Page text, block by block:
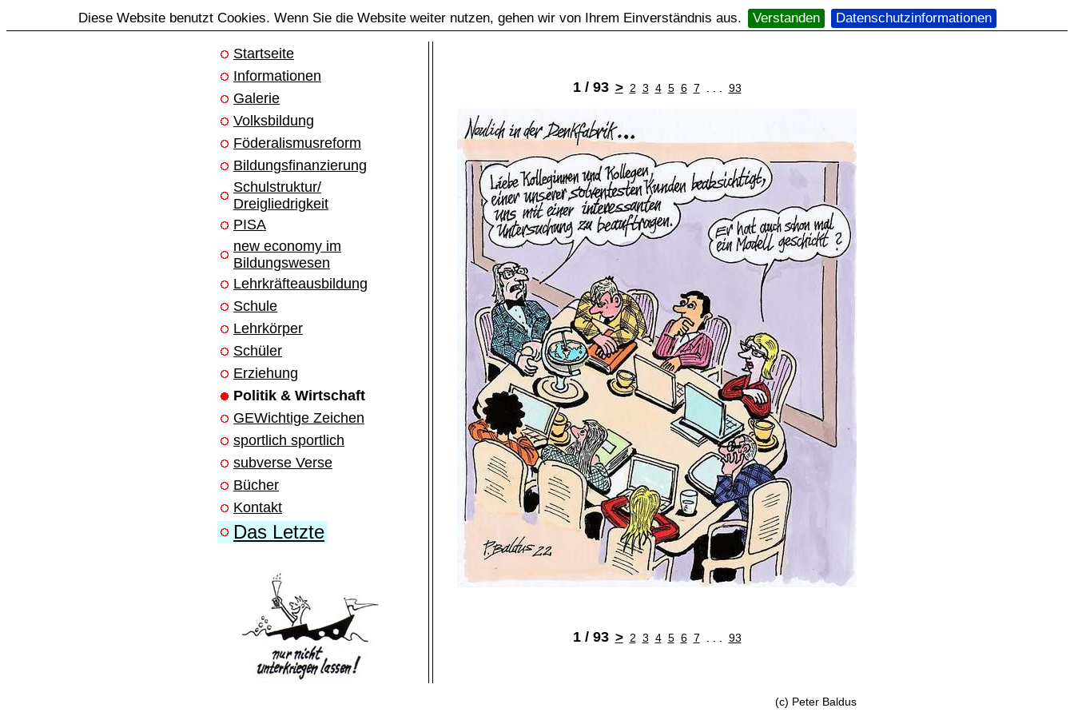
Diese Website benutzt Cookies. Wenn Sie die Website weiter nutzen, gehen wir von Ihrem Einverständnis aus. Verstanden Datenschutzinformationen
Startseite
Informationen
Galerie
Volksbildung
Föderalismusreform
Bildungsfinanzierung
Schulstruktur/
Dreigliedrigkeit
PISA
new economy im
Bildungswesen
Lehrkräfteausbildung
Schule
Lehrkörper
Schüler
Erziehung
Politik & Wirtschaft
GEWichtige Zeichen
sportlich sportlich
subverse Verse
Bücher
Kontakt
Das Letzte
1 / 93 > 2 3 4 5 6 7 93
1 / 93 > 2 3 4 5 6 7 93
(c) Peter Baldus